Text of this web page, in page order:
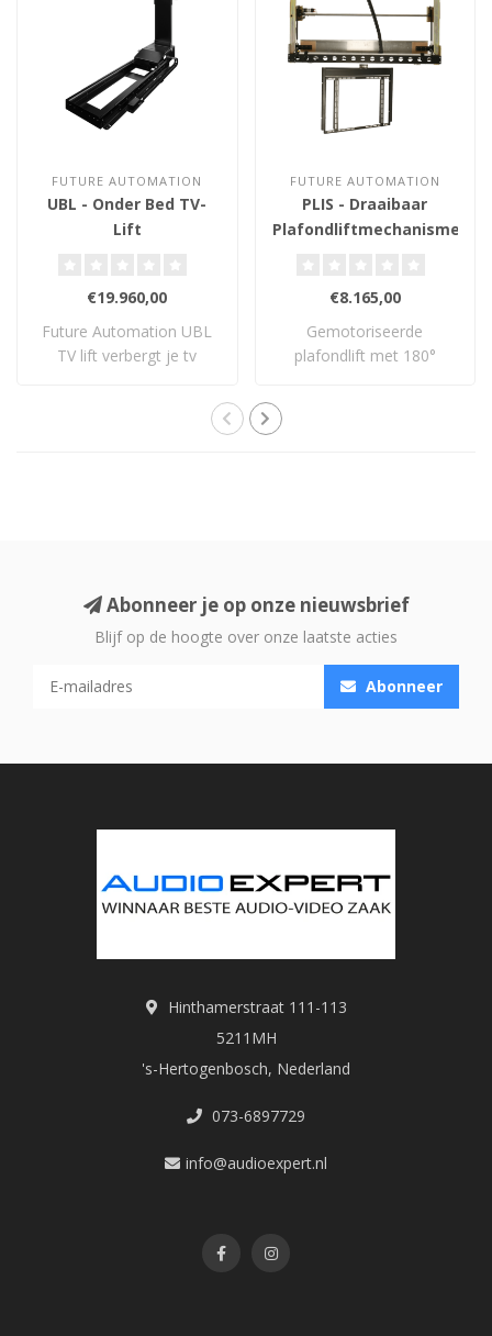
FUTURE AUTOMATION
UBL - Onder Bed TV-
Lift
€19.960,00
Future Automation UBL
TV lift verbergt je tv
FUTURE AUTOMATION
PLIS - Draaibaar
Plafondliftmechanisme
€8.165,00
Gemotoriseerde
plafondlift met 180°
Abonneer je op onze nieuwsbrief
Blijf op de hoogte over onze laatste acties
Abonneer
Hinthamerstraat 111-113
5211MH
's-Hertogenbosch, Nederland
073-6897729
info@audioexpert.nl